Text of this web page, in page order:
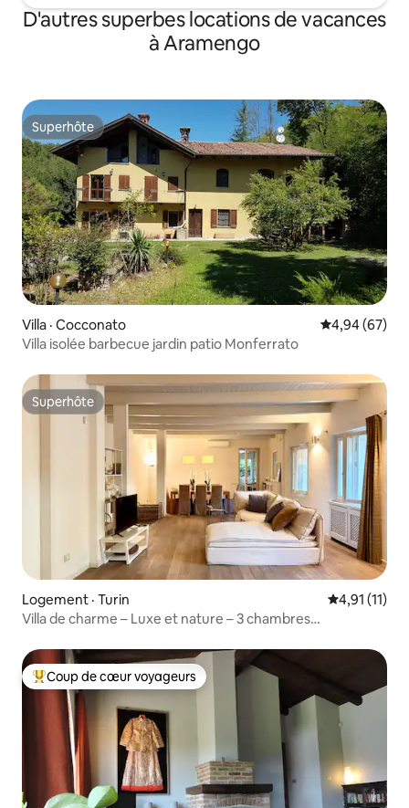
D'autres superbes locations de vacances
à Aramengo
Superhôte
Superhôte
Villa · Cocconato Note
4,94 (67)
Villa isolée barbecue jardin patio Monferrato
Superhôte
Superhôte
Logement · Turin Note
4,91 (11)
Villa de charme – Luxe et nature – 3 chambres
Coup de cœur voyageurs parmi les plus aimés
Coup de cœur voyageurs